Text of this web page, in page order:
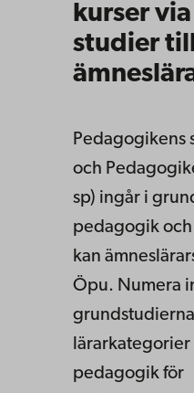
kurser
studier
Pedagogikens
och
sp) ingår i
pedagogik och
kan
Öpu. Numera
pedagogik för